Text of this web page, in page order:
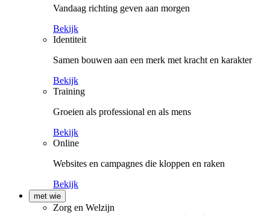
Vandaag richting geven aan morgen
Bekijk
Identiteit
Samen bouwen aan een merk met kracht en karakter
Bekijk
Training
Groeien als professional en als mens
Bekijk
Online
Websites en campagnes die kloppen en raken
Bekijk
met wie
Zorg en Welzijn